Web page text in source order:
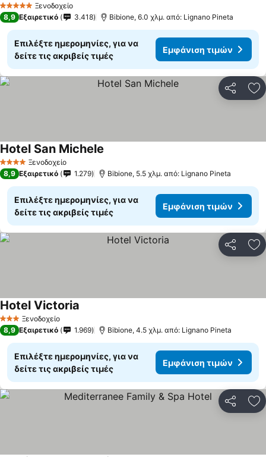
5 Αστέρια Ξενοδοχείο
8,9 Εξαιρετικό 3.418 Bibione, 6.0 χλμ. από: Lignano Pineta
Επιλέξτε ημερομηνίες, για να
δείτε τις ακριβείς τιμές
Εμφάνιση τιμών
4 ΑστέριαΞενοδοχείο
Hotel San Michele
8,9 Εξαιρετικό 1.279 Bibione, 5.5 χλμ. από: Lignano Pineta
Επιλέξτε ημερομηνίες, για να
δείτε τις ακριβείς τιμές
Εμφάνιση τιμών
3 ΑστέριαΞενοδοχείο
Hotel Victoria
8,9 Εξαιρετικό 1.969 Bibione, 4.5 χλμ. από: Lignano Pineta
Επιλέξτε ημερομηνίες, για να
δείτε τις ακριβείς τιμές
Εμφάνιση τιμών